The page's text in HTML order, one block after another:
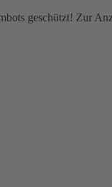
geschützt! Zur